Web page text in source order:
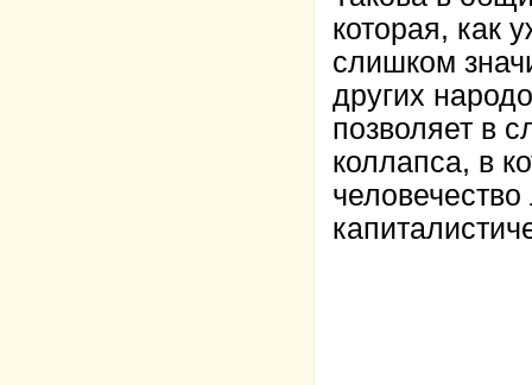
которая, как
слишком
других
позволяет в
коллапса, в